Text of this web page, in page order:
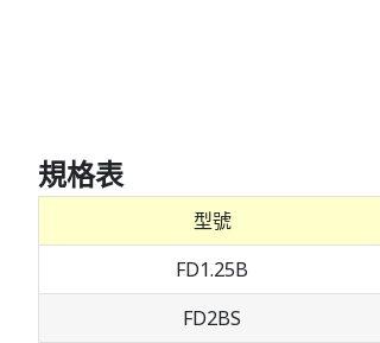
規格表
型號
FD1.25B
FD2BS